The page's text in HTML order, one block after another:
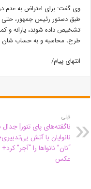
وی گفت: برای اعتراض به عدم
طبق دستور رئیس جمهور، حتی
تشخیص داده شوند، یارانه و
طرح، محاسبه و به حساب شان
انتهای پیام/
قبلی
ناگفته‌های پای تنور| جدال
نانوایان با آتش
“نان” نانواها را “آجر”
عکس